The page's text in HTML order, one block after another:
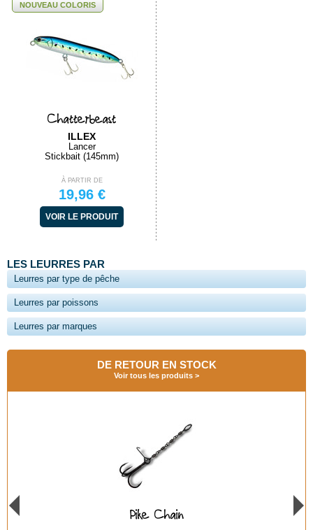
NOUVEAU COLORIS
Chatterbeast
ILLEX
Lancer
Stickbait (145mm)
À PARTIR DE
19,96 €
VOIR LE PRODUIT
LES LEURRES PAR
Leurres par type de pêche
Leurres par poissons
Leurres par marques
DE RETOUR EN STOCK
Voir tous les produits
Pike Chain